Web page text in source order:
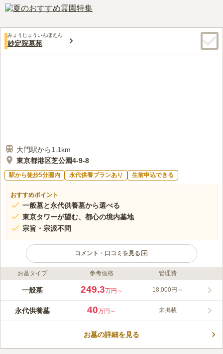
方でもお使いいただけます。 設備も抜群なので安心してお参り
できます。
口コミ評価
40代男性
お供え物や花屋さんは近くにない。料理店はまあまあある。うな
ぎで有名な野田岩がある。必要なものは自宅近くか道中で買う。お線香は
確か一対で1000円位でお寺で売っています。
みょうじょういんぼえん
妙定院墓苑
大門駅から1.1km
東京都港区芝公園4-9-8
駅から徒歩5分圏内 永代供養プランあり 生前申込できる
おすすめポイント
一般墓と永代供養墓から選べる
東京タワーが望む、都心の境内墓地
宗旨・宗派不問
コメント・口コミを見る
ライフドット編集部のコメント
都心の境内に位置する妙定院墓苑は、お参りしながら東京タワー
れているので、お参り後の散策も楽します。内では駐車場も完備
されているので、お車でも行くことができます。陽当りの良好な
みんなの評価
4.0 口コミ1件
お墓タイプ 参考価格 管理費
一般墓 249.3万円～ 18,000円～
永代供養墓 40万円～ 未掲載
お墓の詳細を見る